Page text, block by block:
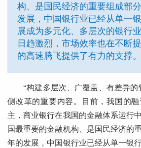
构、是国民经济的重要组成部
发展，中国银行业已经从单一
展成为多元化、多层次的银行
日趋激烈，市场效率也在不断
的高速腾飞提供了有力的支撑。
“构建多层次、广覆盖、有差异
侧改革的重要内容。目前，我国的
主，商业银行在我国的金融体系运行
国最重要的金融机构、是国民经济的
年的发展，中国银行业已经从单一银